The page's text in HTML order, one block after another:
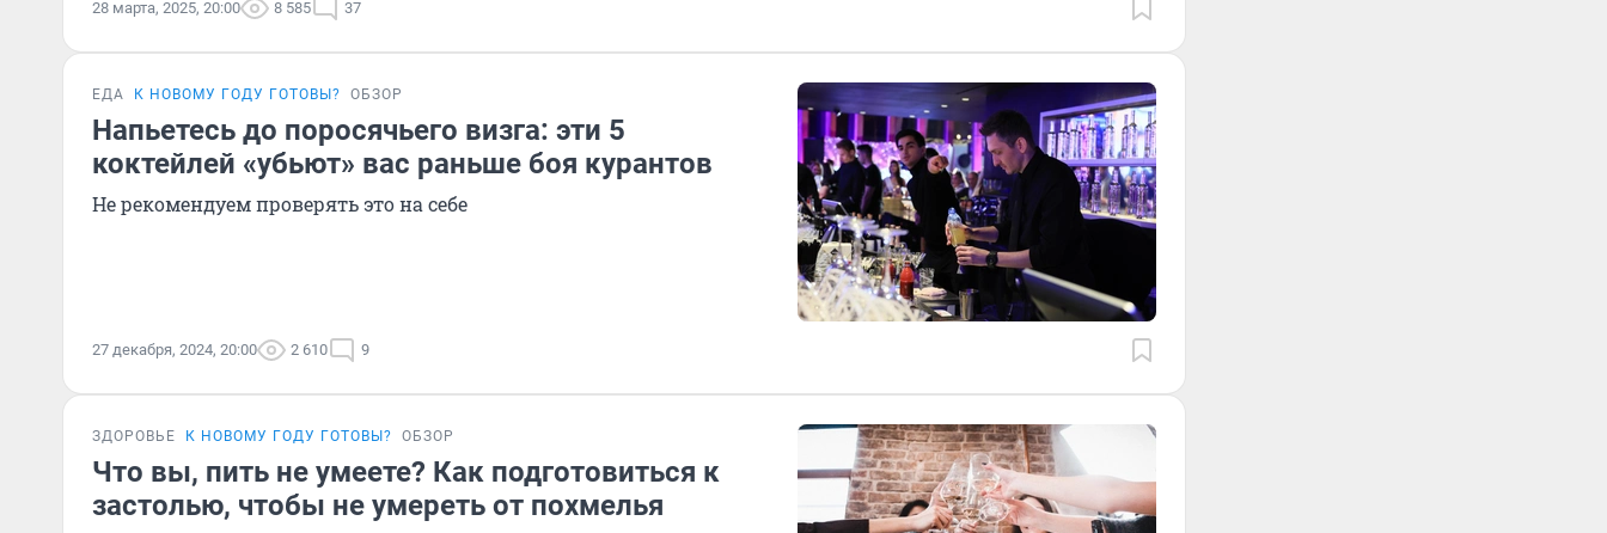
28 марта, 2025, 20:00 8 585 37
ЕДА К НОВОМУ ГОДУ ГОТОВЫ? ОБЗОР
Напьетесь до поросячьего визга: эти 5
коктейлей «убьют» вас раньше боя курантов
Не рекомендуем проверять это на себе
27 декабря, 2024, 20:00 2 610 9
ЗДОРОВЬЕ К НОВОМУ ГОДУ ГОТОВЫ? ОБЗОР
Что вы, пить не умеете? Как подготовиться к
застолью, чтобы не умереть от похмелья